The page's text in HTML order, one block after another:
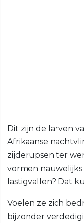
Dit zijn de larven
Afrikaanse
zijderupsen ter
vormen nauwelijks
lastigvallen? Dat
Voelen ze zich
bijzonder